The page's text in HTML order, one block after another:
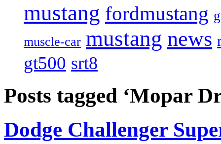
mustang fordmustang
muscle-car mustang news
gt500 srt8
Posts tagged ‘Mopar
Dodge Challenger